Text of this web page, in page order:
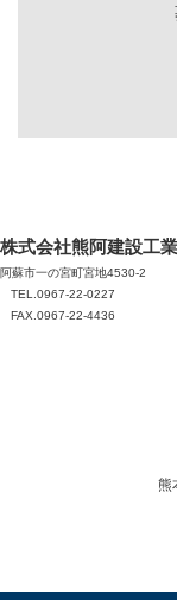
株式会社熊阿建設工業
阿蘇市一の宮町宮地4530-2
TEL.0967-22-0227
FAX.0967-22-4436
熊